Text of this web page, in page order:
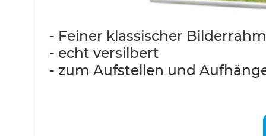
- Feiner klassischer
- echt versilbert
- zum Aufstellen und